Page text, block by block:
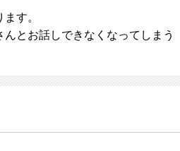
す。
とお話しできなくなってしまう